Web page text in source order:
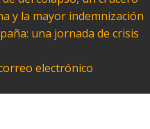
y la mayor indemnización
una jornada de crisis
electrónico